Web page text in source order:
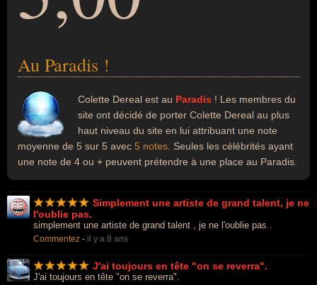
Au Paradis !
Colette Dereal est au Paradis ! Les membres du
site ont décidé de porter Colette Dereal au plus
haut niveau du site en lui attribuant une note
moyenne de 5 sur 5 avec 5 notes . Seules les célébrités ayant
une note de 4 ou + peuvent prétendre à une place au Paradis.
Simplement une artiste de grand talent, je ne
l'oublie pas.
simplement une artiste de grand talent , je ne l'oublie pas .
Commentez - il y a 8 ans
J'ai toujours en tête "on se reverra".
J'ai toujours en tête "on se reverra".